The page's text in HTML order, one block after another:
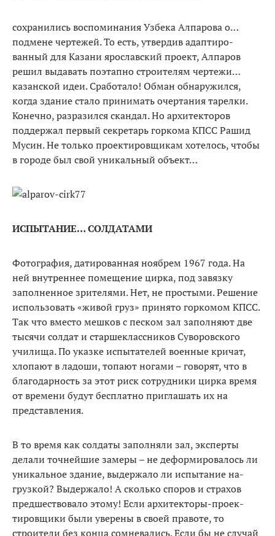
сохранились воспоминания Узбе­ка Алпарова о…
подмене черте­жей. То есть, утвердив адаптиро­
ванный для Казани ярославский проект, Алпаров
решил выдавать поэтапно строителям чертежи…
казанской идеи. Сработало! Об­ман обнаружился,
когда здание стало принимать очертания та­релки.
Конечно, разразился скан­дал. Но архитекторов
поддержал первый секретарь горкома КПСС Рашид
Мусин. Не только про­ектировщикам хотелось, чтобы
в городе был свой уникальный объект…
ИСПЫТАНИЕ… СОЛДАТАМИ
Фотография, датированная ноя­брем 1967 года. На
ней внутреннее помещение цирка, под завязку
заполненное зрителями. Нет, не простыми. Решение
использо­вать «живой груз» принято горко­мом КПСС.
Так что вместо мешков с песком зал заполняют две
ты­сячи солдат и старшеклассников Суворовского
училища. По указ­ке испытателей военные кричат,
хлопают в ладоши, топают нога­ми – говорят, что в
благодарность за этот риск сотрудники цирка время
от времени будут бесплатно приглашать их на
представления.
В то время как солдаты запол­няли зал, эксперты
делали точ­нейшие замеры – не деформи­ровалось ли
уникальное здание, выдержало ли испытание на­
грузкой? Выдержало! А сколько споров и страхов
предшествовало этому! Если архитекторы-проек­
тировщики были уверены в своей правоте, то
строители без конца сомневались. Если бы не случай